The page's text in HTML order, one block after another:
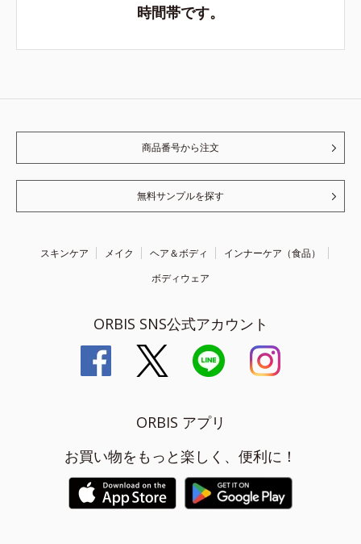
時間帯です。
商品番号から注文
無料サンプルを探す
スキンケア メイク ヘア＆ボディ
インナーケア（食品）
ボディウェア
ORBIS SNS公式アカウント
ORBIS アプリ
お買い物をもっと楽しく、便利に！